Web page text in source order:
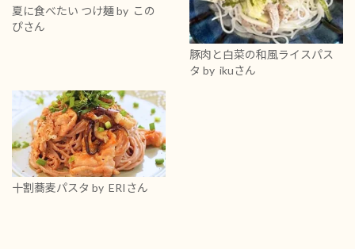
夏に食べたい つけ麺by この
ぴさん
豚肉と白菜の和風ライスパス
タ by ikuさん
十割蕎麦パスタ by ERIさん